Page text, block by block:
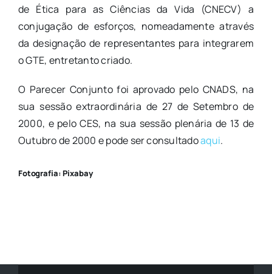
de Ética para as Ciências da Vida (CNECV) a
conjugação de esforços, nomeadamente através
da designação de representantes para integrarem
o GTE, entretanto criado.
O Parecer Conjunto foi aprovado pelo CNADS, na
sua sessão extraordinária de 27 de Setembro de
2000, e pelo CES, na sua sessão plenária de 13 de
Outubro de 2000 e pode ser consultadoaqui.
Fotografia: Pixabay